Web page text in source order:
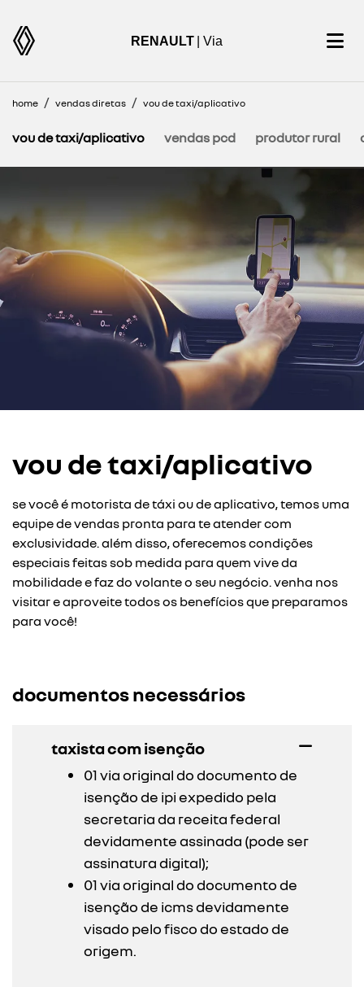
RENAULT | Via
home vendas diretas vou de taxi/aplicativo
vendas pcd
vou de taxi/aplicativo produtor rural
vou de taxi/aplicativo
se você é motorista de táxi ou de aplicativo, temos uma
equipe de vendas pronta para te atender com
exclusividade. além disso, oferecemos condições
especiais feitas sob medida para quem vive da
mobilidade e faz do volante o seu negócio. venha nos
visitar e aproveite todos os benefícios que preparamos
para você!
documentos necessários
taxista com isenção
01 via original do documento de
isenção de ipi expedido pela
secretaria da receita federal
devidamente assinada (pode ser
assinatura digital);
01 via original do documento de
isenção de icms devidamente
visado pelo fisco do estado de
origem.